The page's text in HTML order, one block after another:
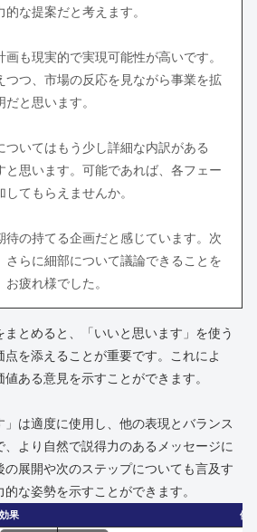
な提案だと考えます。
画も現実的で実現可能性が高いです。
つつ、市場の反応を見ながら事業を拡
と思います。
ついてはもう少し詳細な内訳がある
と思います。可能であれば、各フェー
てもらえませんか。
待の持てる企画だと感じています。次
さらに細部について議論できることを
疲れ様でした。
まとめると、「いいと思います」を使う
を添えることが重要です。これによ
ある意見を示すことができます。
」は適度に使用し、他の表現とバランス
、より自然で説得力のあるメッセージに
の展開や次のステップについても言及す
な姿勢を示すことができます。
効果 例